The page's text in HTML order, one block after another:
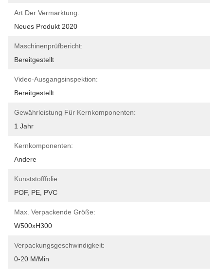
Art Der Vermarktung:
Neues Produkt 2020
Maschinenprüfbericht:
Bereitgestellt
Video-Ausgangsinspektion:
Bereitgestellt
Gewährleistung Für Kernkomponenten:
1 Jahr
Kernkomponenten:
Andere
Kunststofffolie:
POF, PE, PVC
Max. Verpackende Größe:
W500xH300
Verpackungsgeschwindigkeit:
0-20 M/min